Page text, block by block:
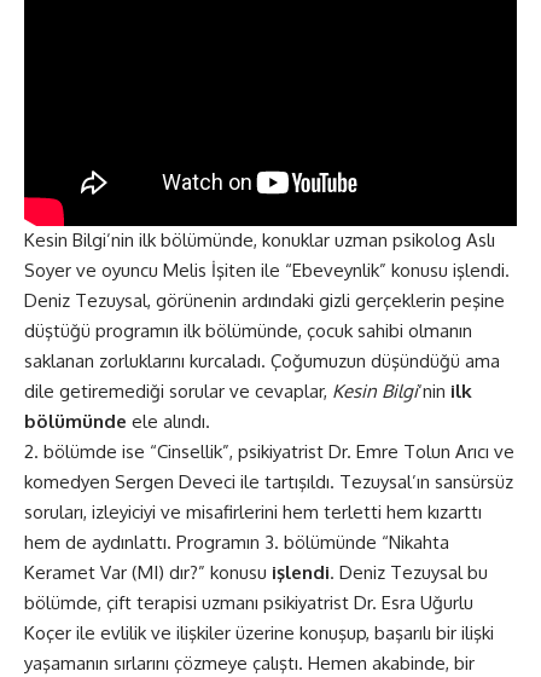
Kesin Bilgi’nin ilk bölümünde, konuklar uzman psikolog Aslı
Soyer ve oyuncu Melis İşiten ile “Ebeveynlik” konusu işlendi.
Deniz Tezuysal, görünenin ardındaki gizli gerçeklerin peşine
düştüğü programın ilk bölümünde, çocuk sahibi olmanın
saklanan zorluklarını kurcaladı. Çoğumuzun düşündüğü ama
dile getiremediği sorular ve cevaplar, Kesin Bilgi‘nin ilk
bölümünde ele alındı.
2. bölümde ise “Cinsellik”, psikiyatrist Dr. Emre Tolun Arıcı ve
komedyen Sergen Deveci ile tartışıldı. Tezuysal’ın sansürsüz
soruları, izleyiciyi ve misafirlerini hem terletti hem kızarttı
hem de aydınlattı. Programın 3. bölümünde “Nikahta
Keramet Var (MI) dır?” konusu işlendi. Deniz Tezuysal bu
bölümde, çift terapisi uzmanı psikiyatrist Dr. Esra Uğurlu
Koçer ile evlilik ve ilişkiler üzerine konuşup, başarılı bir ilişki
yaşamanın sırlarını çözmeye çalıştı. Hemen akabinde, bir